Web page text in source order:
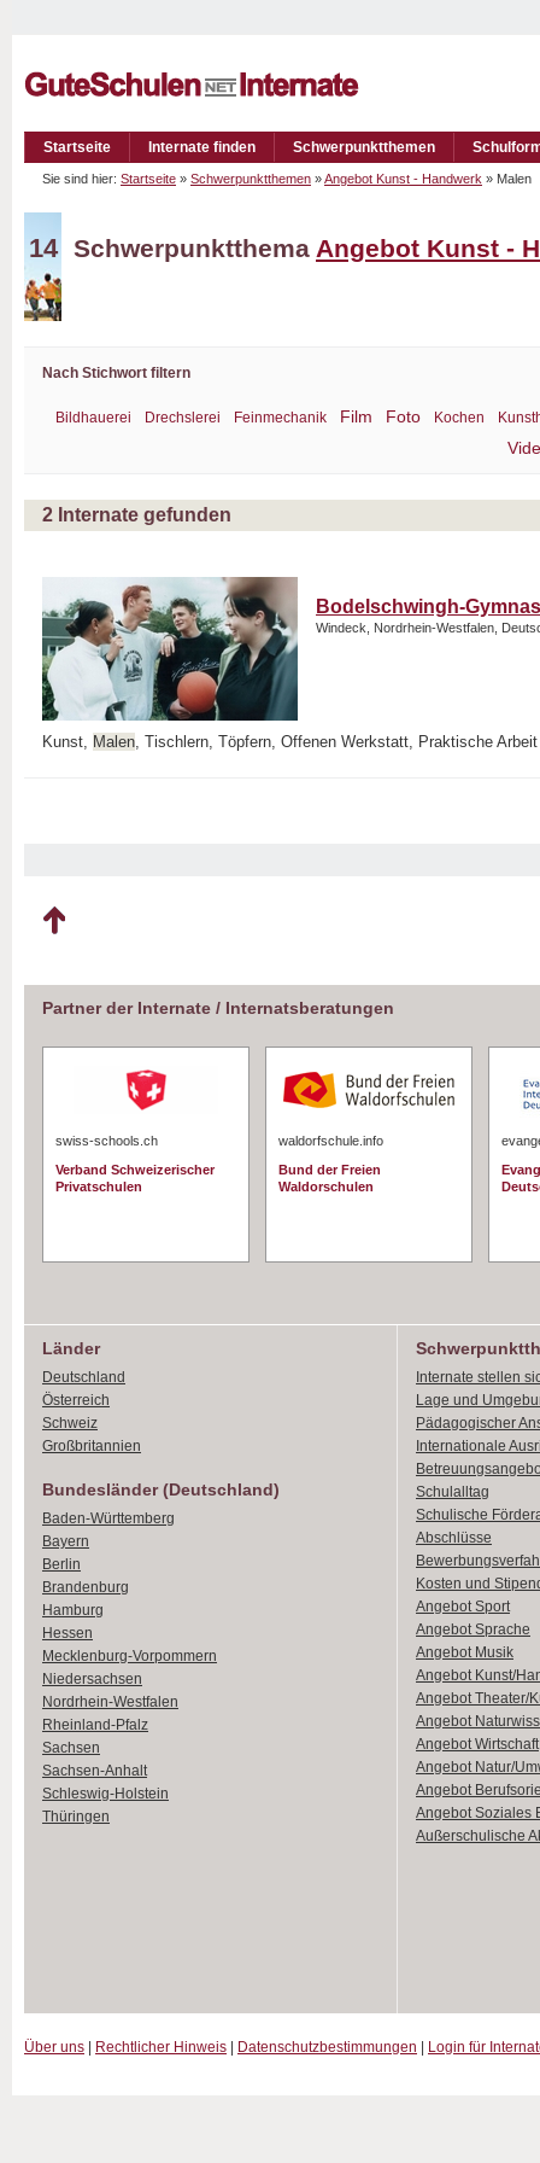
Startseite Internate finden Schwerpunktthemen
Sie sind hier: Startseite » Schwerpunktthemen »Angebot Kunst - Handwerk » Malen
14 Schwerpunktthema Angebot Kunst -
Nach Stichwort filtern
Bildhauerei Drechslerei Feinmechanik Film Foto Kochen
2 Internate gefunden
Bodelschwingh-
Windeck, Nordrhein-Westfalen,
Kunst, Malen, Tischlern, Töpfern, Offenen Werkstatt, Praktische
Partner der Internate / Internatsberatungen
swiss-schools.ch
Verband Schweizerischer
Privatschulen
waldorfschule.info
Bund der Freien
Waldorschulen
Länder
Deutschland
Österreich
Schweiz
Großbritannien
Bundesländer (Deutschland)
Baden-Württemberg
Bayern
Berlin
Brandenburg
Hamburg
Hessen
Mecklenburg-Vorpommern
Niedersachsen
Nordrhein-Westfalen
Rheinland-Pfalz
Sachsen
Sachsen-Anhalt
Schleswig-Holstein
Thüringen
Internate stellen
Lage und
Pädagogischer
Internationale
Schulalltag
Schulische
Abschlüsse
Kosten und
Angebot Sport
Angebot Sprache
Angebot Musik
Angebot Kunst/
Angebot Theater/
Angebot
Angebot Wirtschaft
Angebot Natur/
Angebot
Angebot Soziales
Außerschulische
Über uns Rechtlicher Hinweis Datenschutzbestimmungen Login für